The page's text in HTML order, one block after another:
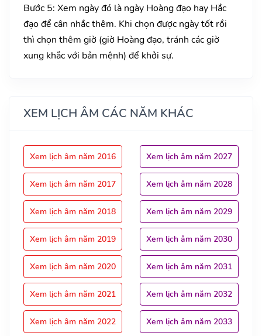
Bước 5: Xem ngày đó là ngày Hoàng đạo hay Hắc
đạo để cân nhắc thêm. Khi chọn được ngày tốt rồi
thì chọn thêm giờ (giờ Hoàng đạo, tránh các giờ
xung khắc với bản mệnh) để khởi sự.
XEM LỊCH ÂM CÁC NĂM KHÁC
Xem lịch âm năm 2016
Xem lịch âm năm 2017
Xem lịch âm năm 2018
Xem lịch âm năm 2019
Xem lịch âm năm 2020
Xem lịch âm năm 2021
Xem lịch âm năm 2022
Xem lịch âm năm 2027
Xem lịch âm năm 2028
Xem lịch âm năm 2029
Xem lịch âm năm 2030
Xem lịch âm năm 2031
Xem lịch âm năm 2032
Xem lịch âm năm 2033